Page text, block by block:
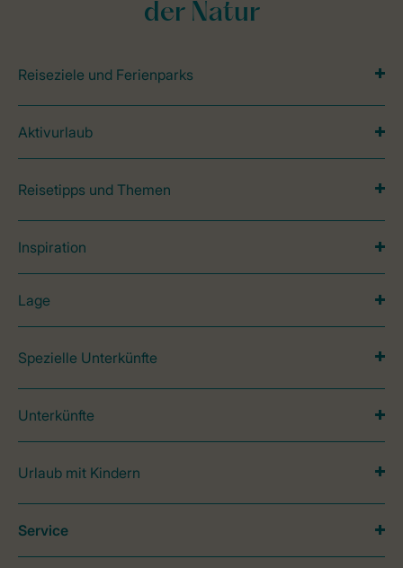
der Natur
Reiseziele und Ferienparks
Aktivurlaub
Reisetipps und Themen
Inspiration
Lage
Spezielle Unterkünfte
Unterkünfte
Urlaub mit Kindern
Service